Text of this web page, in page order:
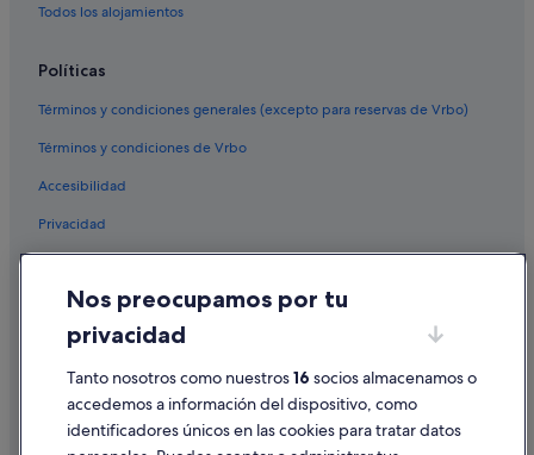
Todos los alojamientos
Políticas
Términos y condiciones generales (excepto para reservas de Vrbo)
Términos y condiciones de Vrbo
Accesibilidad
Privacidad
Condiciones de uso
Información legal/contacto
Pautas sobre el contenido y cómo denunciar contenido
Ayuda
Nos preocupamos por tu
privacidad
Tanto nosotros como nuestros16 socios almacenamos o
accedemos a información del dispositivo, como
identificadores únicos en las cookies para tratar datos